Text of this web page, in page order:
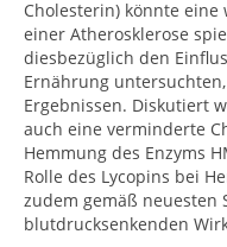
Cholesterin) könnte
einer Atherosklerose
diesbezüglich den
Ernährung
Ergebnissen. Diskutiert
auch eine verminderte
Hemmung des Enzyms
Rolle des Lycopins bei
zudem gemäß neuesten
blutdrucksenkenden